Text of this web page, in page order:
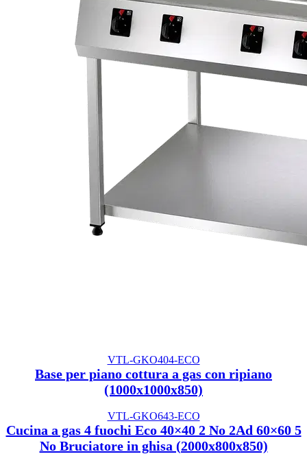
VTL-GKO404-ECO
Base per piano cottura a gas con ripiano
(1000x1000x850)
VTL-GKO643-ECO
Cucina a gas 4 fuochi Eco 40×40 2 No 2Ad 60×60 5
No Bruciatore in ghisa (2000x800x850)